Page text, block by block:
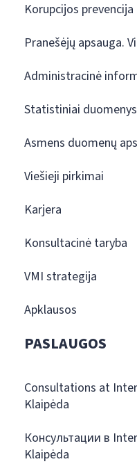
Korupcijos prevencija
Pranešėjų apsauga.
Administracinė
Statistiniai duomenys
Asmens duomenų
Viešieji pirkimai
Karjera
Konsultacinė taryba
VMI strategija
Apklausos
PASLAUGOS
Consultations at
Klaipėda
Консультации в
Klaipėda